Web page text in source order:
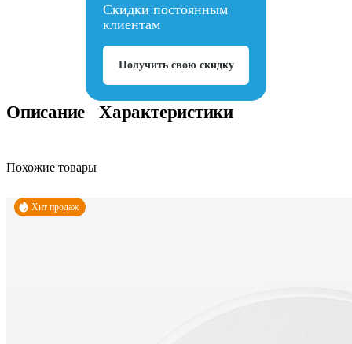
Скидки постоянным
клиентам
Получить свою скидку
Описание Характеристики
Похожие товары
Хит продаж